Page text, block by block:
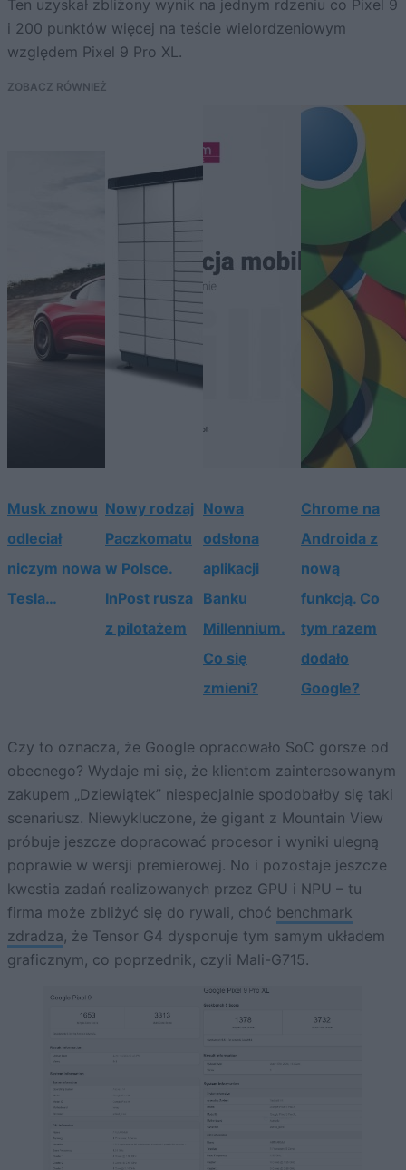
Ten uzyskał zbliżony wynik na jednym rdzeniu co Pixel 9
i 200 punktów więcej na teście wielordzeniowym
względem Pixel 9 Pro XL.
ZOBACZ RÓWNIEŻ
Musk znowu
odleciał
niczym nowa
Tesla…
Nowy rodzaj
Paczkomatu
w Polsce.
InPost rusza
z pilotażem
Nowa
odsłona
aplikacji
Banku
Millennium.
Co się
zmieni?
Chrome na
Androida z
nową
funkcją. Co
tym razem
dodało
Google?
Czy to oznacza, że Google opracowało SoC gorsze od
obecnego? Wydaje mi się, że klientom zainteresowanym
zakupem „Dziewiątek” niespecjalnie spodobałby się taki
scenariusz. Niewykluczone, że gigant z Mountain View
próbuje jeszcze dopracować procesor i wyniki ulegną
poprawie w wersji premierowej. No i pozostaje jeszcze
kwestia zadań realizowanych przez GPU i NPU – tu
firma może zbliżyć się do rywali, choć benchmark
zdradza, że Tensor G4 dysponuje tym samym układem
graficznym, co poprzednik, czyli Mali-G715.